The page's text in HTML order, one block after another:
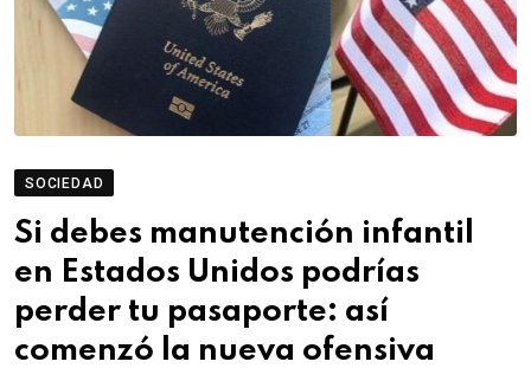
SOCIEDAD
Si debes manutención infantil
en Estados Unidos podrías
perder tu pasaporte: así
comenzó la nueva ofensiva